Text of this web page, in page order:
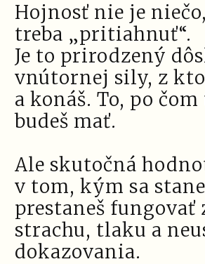
Hojnosť nie je
treba „pritiahnuť“.
Je to prirodzený
vnútornej sily, z
a konáš. To, po
budeš mať.
Ale skutočná
v tom, kým sa
prestaneš fungovať
strachu, tlaku a
dokazovania.